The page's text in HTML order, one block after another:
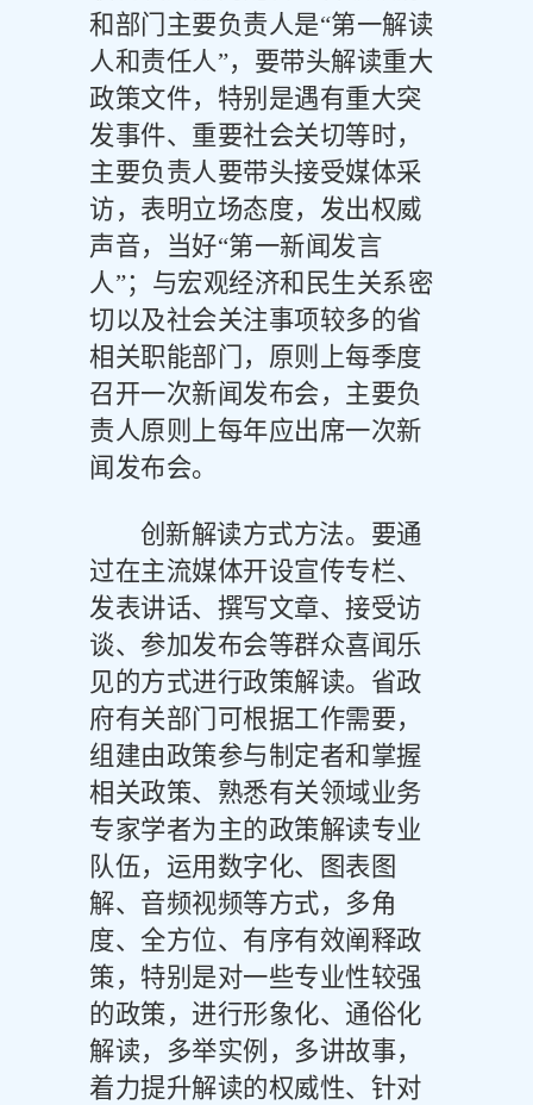
和部门主要负责人是“第一解读
人和责任人”，要带头解读重大
政策文件，特别是遇有重大突
发事件、重要社会关切等时，
主要负责人要带头接受媒体采
访，表明立场态度，发出权威
声音，当好“第一新闻发言
人”；与宏观经济和民生关系密
切以及社会关注事项较多的省
相关职能部门，原则上每季度
召开一次新闻发布会，主要负
责人原则上每年应出席一次新
闻发布会。
创新解读方式方法。要通
过在主流媒体开设宣传专栏、
发表讲话、撰写文章、接受访
谈、参加发布会等群众喜闻乐
见的方式进行政策解读。省政
府有关部门可根据工作需要，
组建由政策参与制定者和掌握
相关政策、熟悉有关领域业务
专家学者为主的政策解读专业
队伍，运用数字化、图表图
解、音频视频等方式，多角
度、全方位、有序有效阐释政
策，特别是对一些专业性较强
的政策，进行形象化、通俗化
解读，多举实例，多讲故事，
着力提升解读的权威性、针对